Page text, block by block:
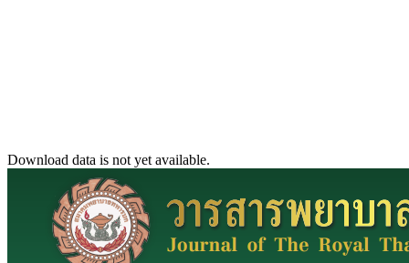
Download data is not yet available.